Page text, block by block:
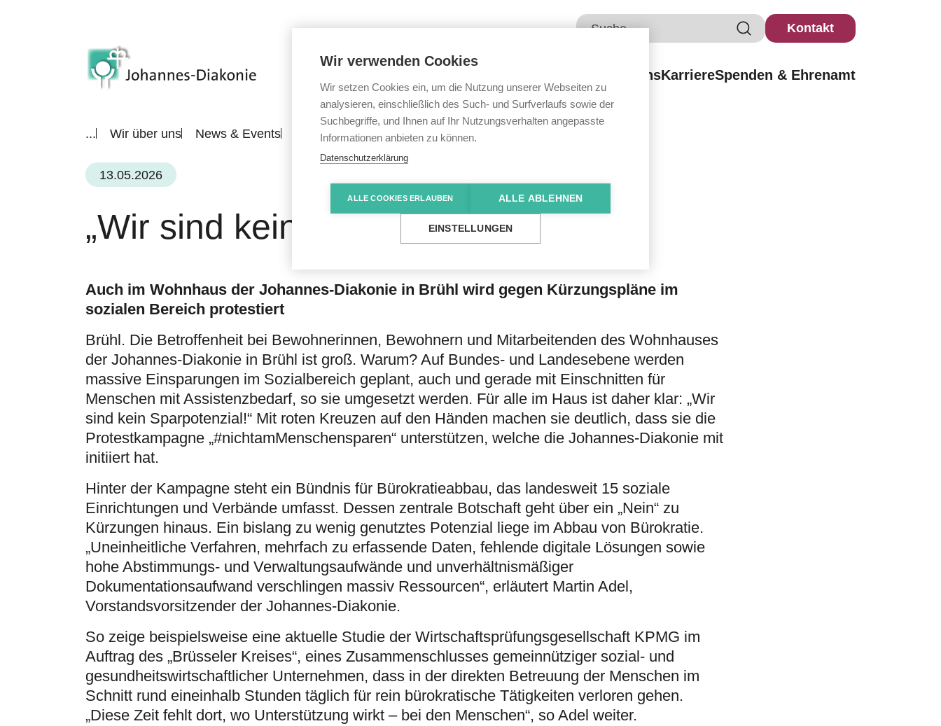
Kontakt
Wir über unsKarriereSpenden & Ehrenamt
... Wir über uns News & Events Alle News „Wir sind kein Sparpotenzial“
13.05.2026
„Wir sind kein Sparpotenzial“
Auch im Wohnhaus der Johannes-Diakonie in Brühl wird gegen Kürzungspläne im
sozialen Bereich protestiert
Brühl. Die Betroffenheit bei Bewohnerinnen, Bewohnern und Mitarbeitenden des Wohnhauses
der Johannes-Diakonie in Brühl ist groß. Warum? Auf Bundes- und Landesebene werden
massive Einsparungen im Sozialbereich geplant, auch und gerade mit Einschnitten für
Menschen mit Assistenzbedarf, so sie umgesetzt werden. Für alle im Haus ist daher klar: „Wir
sind kein Sparpotenzial!“ Mit roten Kreuzen auf den Händen machen sie deutlich, dass sie die
Protestkampagne „#nichtamMenschensparen“ unterstützen, welche die Johannes-Diakonie mit
initiiert hat.
Hinter der Kampagne steht ein Bündnis für Bürokratieabbau, das landesweit 15 soziale
Einrichtungen und Verbände umfasst. Dessen zentrale Botschaft geht über ein „Nein“ zu
Kürzungen hinaus. Ein bislang zu wenig genutztes Potenzial liege im Abbau von Bürokratie.
„Uneinheitliche Verfahren, mehrfach zu erfassende Daten, fehlende digitale Lösungen sowie
hohe Abstimmungs- und Verwaltungsaufwände und unverhältnismäßiger
Dokumentationsaufwand verschlingen massiv Ressourcen“, erläutert Martin Adel,
Vorstandsvorsitzender der Johannes-Diakonie.
So zeige beispielsweise eine aktuelle Studie der Wirtschaftsprüfungsgesellschaft KPMG im
Auftrag des „Brüsseler Kreises“, eines Zusammenschlusses gemeinnütziger sozial- und
gesundheitswirtschaftlicher Unternehmen, dass in der direkten Betreuung der Menschen im
Schnitt rund eineinhalb Stunden täglich für rein bürokratische Tätigkeiten verloren gehen.
„Diese Zeit fehlt dort, wo Unterstützung wirkt – bei den Menschen“, so Adel weiter.
Wir verwenden Cookies
Wir setzen Cookies ein, um die Nutzung unserer Webseiten zu
analysieren, einschließlich des Such- und Surfverlaufs sowie der
Suchbegriffe, und Ihnen auf Ihr Nutzungsverhalten angepasste
Informationen anbieten zu können.
Datenschutzerklärung
ALLE COOKIES ERLAUBEN ALLE ABLEHNEN
EINSTELLUNGEN